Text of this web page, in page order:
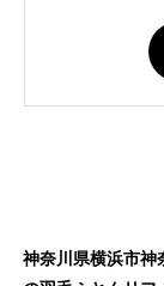
神奈川県横浜市神